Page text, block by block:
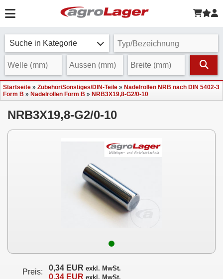
Suche in Kategorie
Startseite » Zubehör/Sonstiges/DIN-Teile » Nadelrollen NRB nach DIN 5402-3
Form B » Nadelrollen Form B » NRB3X19,8-G2/0-10
NRB3X19,8-G2/0-10
Preis: 0,34 EUR exkl. MwSt.
0,34 EUR exkl. MwSt.